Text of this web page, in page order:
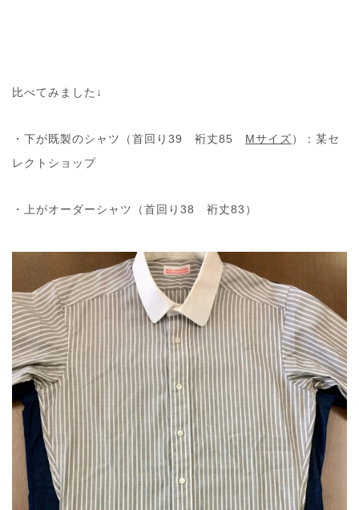
比べてみました↓
・下が既製のシャツ（首回り39 裄丈85 Mサイズ）：某セ
レクトショップ
・上がオーダーシャツ（首回り38 裄丈83）